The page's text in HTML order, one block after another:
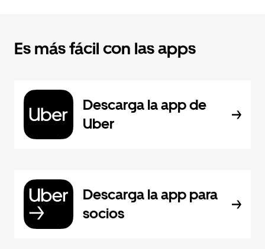
Es más fácil con las apps
Descarga la app de
Uber
Descarga la app para
socios